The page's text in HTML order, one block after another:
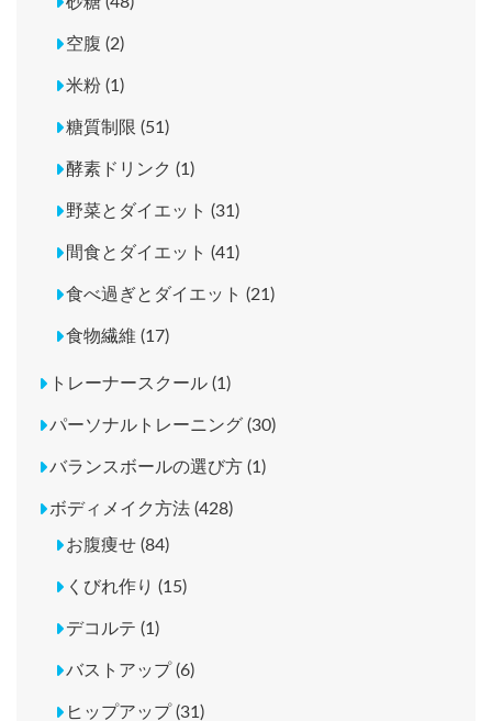
空腹 (2)
米粉 (1)
糖質制限 (51)
酵素ドリンク (1)
野菜とダイエット (31)
間食とダイエット (41)
食べ過ぎとダイエット (21)
食物繊維 (17)
トレーナースクール (1)
パーソナルトレーニング (30)
バランスボールの選び方 (1)
ボディメイク方法 (428)
お腹痩せ (84)
くびれ作り (15)
デコルテ (1)
バストアップ (6)
ヒップアップ (31)